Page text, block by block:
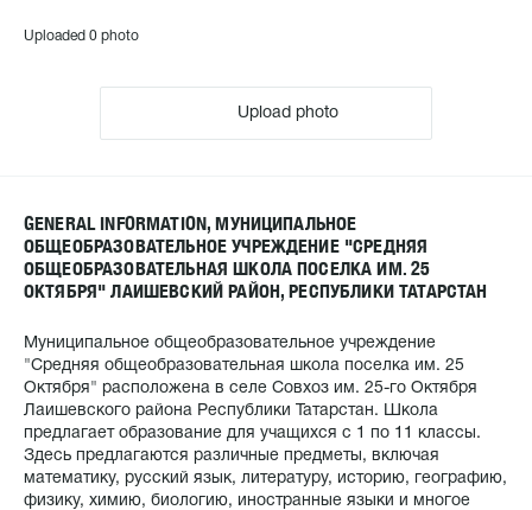
Uploaded 0 photo
Upload photo
GENERAL INFORMATION, МУНИЦИПАЛЬНОЕ
ОБЩЕОБРАЗОВАТЕЛЬНОЕ УЧРЕЖДЕНИЕ "СРЕДНЯЯ
ОБЩЕОБРАЗОВАТЕЛЬНАЯ ШКОЛА ПОСЕЛКА ИМ. 25
ОКТЯБРЯ" ЛАИШЕВСКИЙ РАЙОН, РЕСПУБЛИКИ ТАТАРСТАН
Муниципальное общеобразовательное учреждение
"Средняя общеобразовательная школа поселка им. 25
Октября" расположена в селе Совхоз им. 25-го Октября
Лаишевского района Республики Татарстан. Школа
предлагает образование для учащихся с 1 по 11 классы.
Здесь предлагаются различные предметы, включая
математику, русский язык, литературу, историю, географию,
физику, химию, биологию, иностранные языки и многое